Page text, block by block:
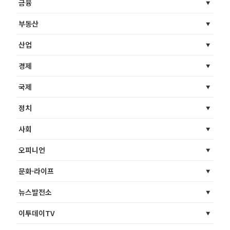
금융
부동산
산업
경제
국제
정치
사회
오피니언
문화·라이프
뉴스발전소
이투데이TV